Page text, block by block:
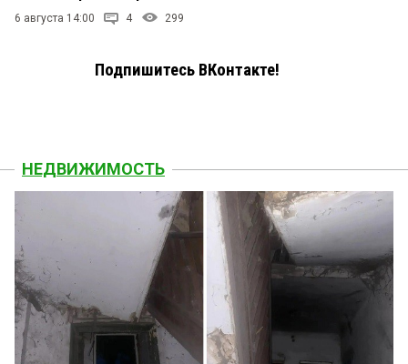
6 августа 14:00 4 299
Подпишитесь ВКонтакте!
НЕДВИЖИМОСТЬ